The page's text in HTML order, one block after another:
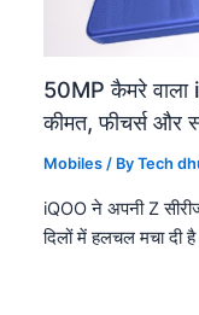
50MP कैमरे वाला
कीमत, फीचर्स और
Mobiles / ByTech
iQOO ने अपनी Z
दिलों में हलचल मचा दी